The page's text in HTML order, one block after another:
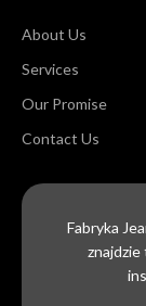
About Us
Services
Our Promise
Contact Us
Fabryka
znajdzie